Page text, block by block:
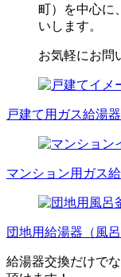
町）を中心に
いします。
お気軽にお問
戸建て用ガス給湯
マンション用ガス
団地用給湯器（風呂
給湯器交換だけで